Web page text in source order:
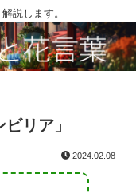
説します。
リア」
2024.02.08